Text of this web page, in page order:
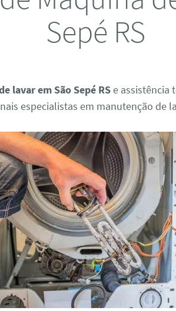
Sepé RS
lavar em São Sepé RSe assistência
especialistas em manutenção de